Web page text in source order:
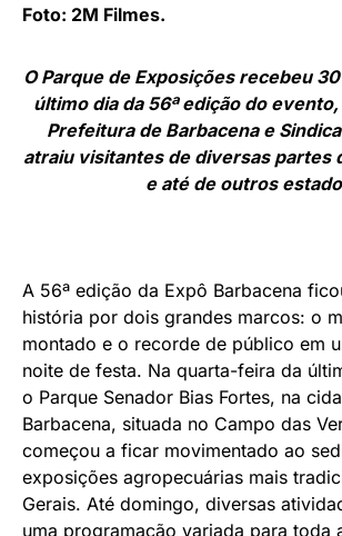
Foto: 2M Filmes.
O Parque de Exposições recebeu
último dia da 56ª edição do
Prefeitura de Barbacena e
atraiu visitantes de diversas partes
e até de outros
A 56ª edição da Expô Barbacena
história por dois grandes marcos: o
montado e o recorde de público em
noite de festa. Na quarta-feira da
o Parque Senador Bias Fortes, na
Barbacena, situada no Campo das
começou a ficar movimentado ao
exposições agropecuárias mais
Gerais. Até domingo, diversas
uma programação variada para toda